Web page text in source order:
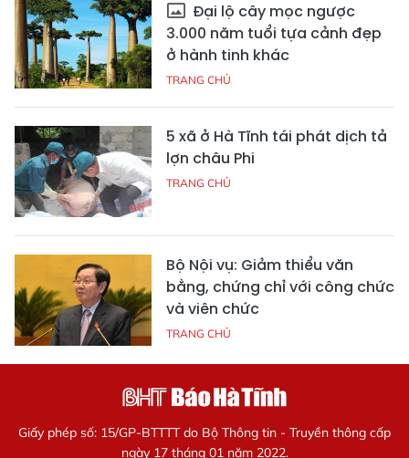
Đại lộ cây mọc ngược
3.000 năm tuổi tựa cảnh đẹp
ở hành tinh khác
TRANG CHỦ
5 xã ở Hà Tĩnh tái phát dịch tả
lợn châu Phi
TRANG CHỦ
Bộ Nội vụ: Giảm thiểu văn
bằng, chứng chỉ với công chức
và viên chức
TRANG CHỦ
Giấy phép số: 15/GP-BTTTT do Bộ Thông tin - Truyền thông cấp
ngày 17 tháng 01 năm 2022.